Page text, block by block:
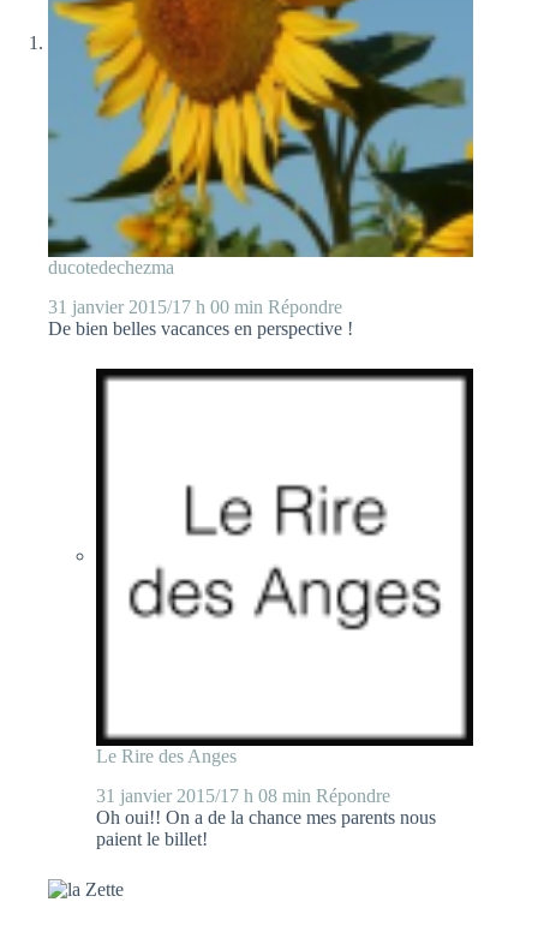
ducotedechezma
31 janvier 2015/17 h 00 min Répondre
De bien belles vacances en perspective !
Le Rire des Anges
31 janvier 2015/17 h 08 min Répondre
Oh oui!! On a de la chance mes parents nous
paient le billet!